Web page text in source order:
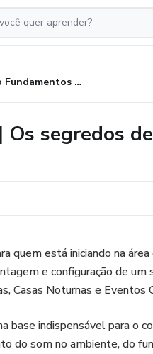
Curso Fundamentos de Áudio | Os segredos de uma mix em alto nível
segredos
quem está iniciando na
e configuração de
Casas Noturnas e Eventos
base indispensável para o
do som no ambiente, do